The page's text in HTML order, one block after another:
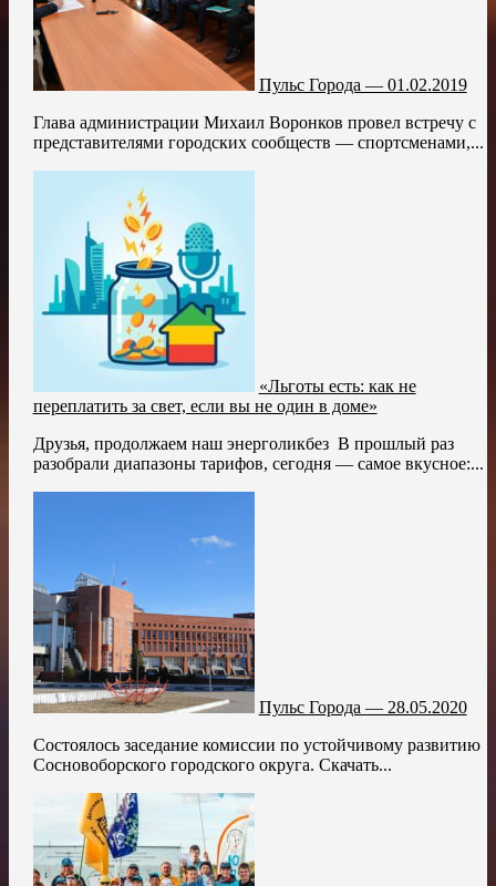
Пульс Города — 01.02.2019
Глава администрации Михаил Воронков провел встречу с
представителями городских сообществ — спортсменами,...
«Льготы есть: как не
переплатить за свет, если вы не один в доме»
Друзья, продолжаем наш энерголикбез ️ В прошлый раз
разобрали диапазоны тарифов, сегодня — самое вкусное:...
Пульс Города — 28.05.2020
Состоялось заседание комиссии по устойчивому развитию
Сосновоборского городского округа. Скачать...